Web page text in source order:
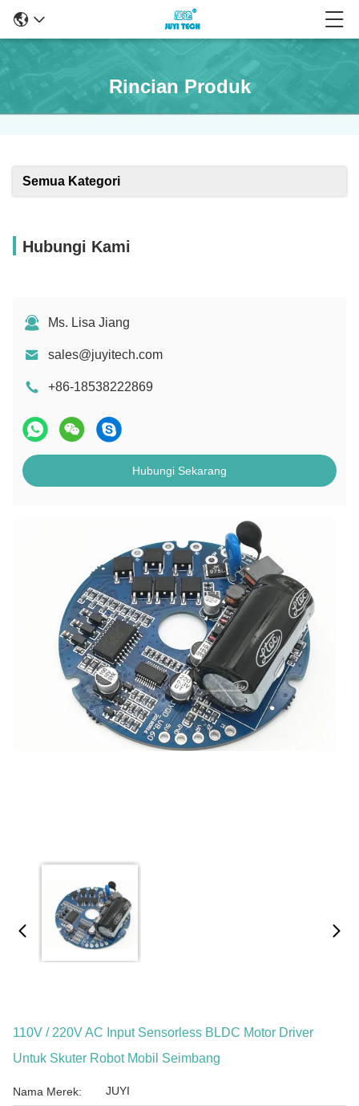
Rincian Produk
Semua Kategori
Hubungi Kami
Ms. Lisa Jiang
sales@juyitech.com
+86-18538222869
Hubungi Sekarang
110V / 220V AC Input Sensorless BLDC Motor Driver
Untuk Skuter Robot Mobil Seimbang
Nama Merek: JUYI